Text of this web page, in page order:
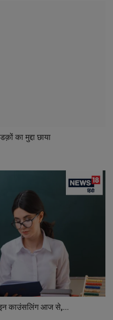
का मुद्दा छाया
काउंसलिंग आज से,...